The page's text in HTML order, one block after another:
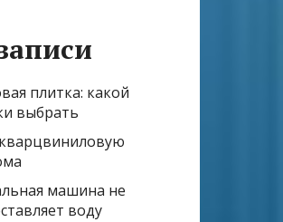
плитка: какой
выбрать
машина не
воду